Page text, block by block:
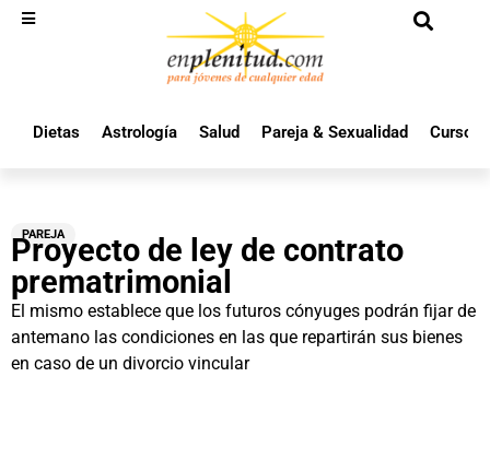
Dietas Astrología Salud Pareja & Sexualidad Cursos
PAREJA
Proyecto de ley de contrato
prematrimonial
El mismo establece que los futuros cónyuges podrán fijar de
antemano las condiciones en las que repartirán sus bienes
en caso de un divorcio vincular